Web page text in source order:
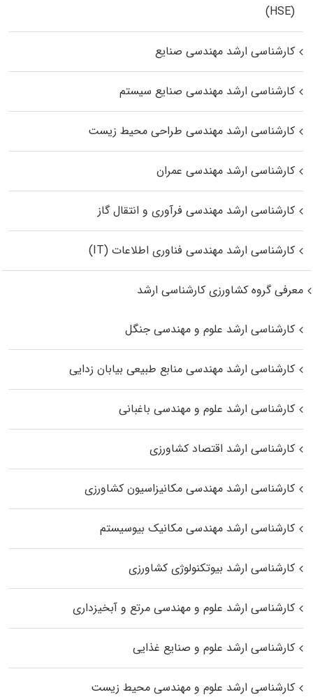
(HSE)
کارشناسی ارشد مهندسی صنایع
کارشناسی ارشد مهندسی صنایع سیستم
کارشناسی ارشد مهندسی طراحی محیط زیست
کارشناسی ارشد مهندسی عمران
کارشناسی ارشد مهندسی فرآوری و انتقال گاز
کارشناسی ارشد مهندسی فناوری اطلاعات (IT)
معرفی گروه کشاورزی کارشناسی ارشد
کارشناسی ارشد علوم و مهندسی جنگل
کارشناسی ارشد مهندسی منابع طبیعی بیابان زدایی
کارشناسی ارشد علوم و مهندسی باغبانی
کارشناسی ارشد اقتصاد کشاورزی
کارشناسی ارشد مهندسی مکانیزاسیون کشاورزی
کارشناسی ارشد مهندسی مکانیک بیوسیستم
کارشناسی ارشد بیوتکنولوژی کشاورزی
کارشناسی ارشد علوم و مهندسی مرتع و آبخیزداری
کارشناسی ارشد علوم و صنایع غذایی
کارشناسی ارشد علوم و مهندسی محیط زیست